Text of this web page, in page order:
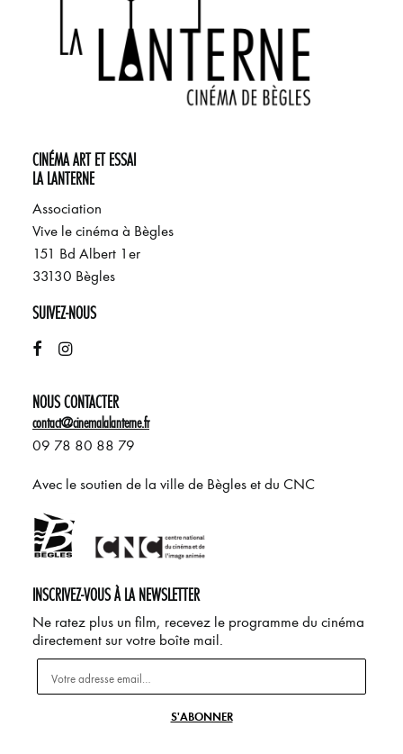
CINÉMA ART ET ESSAI
LA LANTERNE
Association
Vive le cinéma à Bègles
151 Bd Albert 1er
33130 Bègles
SUIVEZ-NOUS
NOUS CONTACTER
contact@cinemalalanterne.fr
09 78 80 88 79
Avec le soutien de la ville de Bègles et du CNC
INSCRIVEZ-VOUS À LA NEWSLETTER
Ne ratez plus un film, recevez le programme du cinéma
directement sur votre boîte mail.